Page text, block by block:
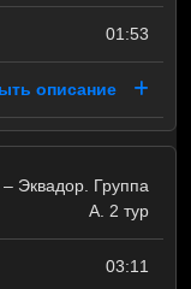
01:53
описание
Эквадор. Группа
A. 2 тур
03:11